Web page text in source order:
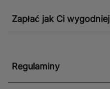
Zapłać jak Ci wygodniej
Regulaminy